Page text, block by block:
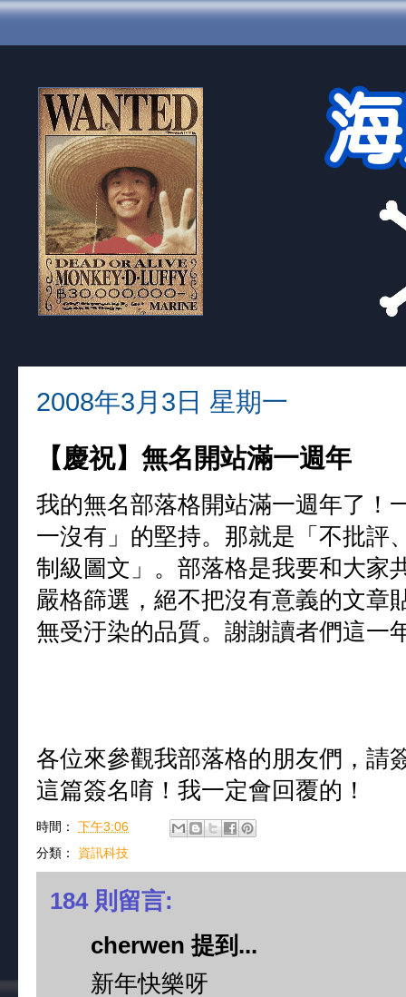
2008年3月3日 星期一
【慶祝】無名開站滿一週年
我的無名部落格開站滿一週年了！
一沒有」的堅持。那就是「不批評
制級圖文」。部落格是我要和大家
嚴格篩選，絕不把沒有意義的文章
無受汙染的品質。謝謝讀者們這一
各位來參觀我部落格的朋友們，請
這篇簽名唷！我一定會回覆的！
時間： 下午3:06
分類： 資訊科技
184 則留言:
cherwen 提到...
新年快樂呀